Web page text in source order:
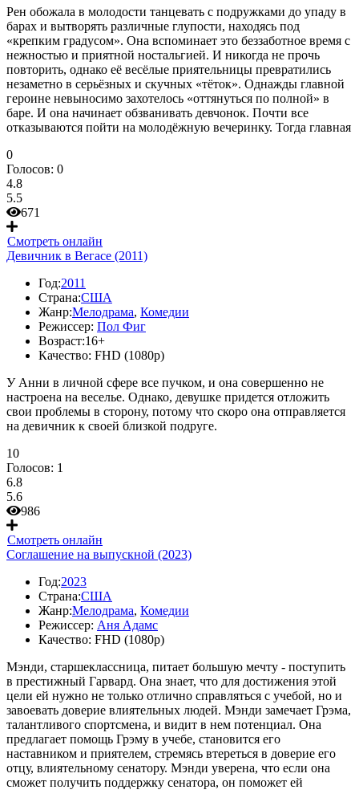
Рен обожала в молодости танцевать с подружками до упаду в
барах и вытворять различные глупости, находясь под
«крепким градусом». Она вспоминает это беззаботное время с
нежностью и приятной ностальгией. И никогда не прочь
повторить, однако её весёлые приятельницы превратились
незаметно в серьёзных и скучных «тёток». Однажды главной
героине невыносимо захотелось «оттянуться по полной» в
баре. И она начинает обзванивать девчонок. Почти все
отказываются пойти на молодёжную вечеринку. Тогда главная
0
Голосов: 0
4.8
5.5
671
Смотреть онлайн
Девичник в Вегасе (2011)
Год:2011
Страна:США
Жанр:Мелодрама, Комедии
Режиссер: Пол Фиг
Возраст:16+
Качество: FHD (1080p)
У Анни в личной сфере все пучком, и она совершенно не
настроена на веселье. Однако, девушке придется отложить
свои проблемы в сторону, потому что скоро она отправляется
на девичник к своей близкой подруге.
10
Голосов: 1
6.8
5.6
986
Смотреть онлайн
Соглашение на выпускной (2023)
Год:2023
Страна:США
Жанр:Мелодрама, Комедии
Режиссер: Аня Адамс
Качество: FHD (1080p)
Мэнди, старшеклассница, питает большую мечту - поступить
в престижный Гарвард. Она знает, что для достижения этой
цели ей нужно не только отлично справляться с учебой, но и
завоевать доверие влиятельных людей. Мэнди замечает Грэма,
талантливого спортсмена, и видит в нем потенциал. Она
предлагает помощь Грэму в учебе, становится его
наставником и приятелем, стремясь втереться в доверие его
отцу, влиятельному сенатору. Мэнди уверена, что если она
сможет получить поддержку сенатора, он поможет ей